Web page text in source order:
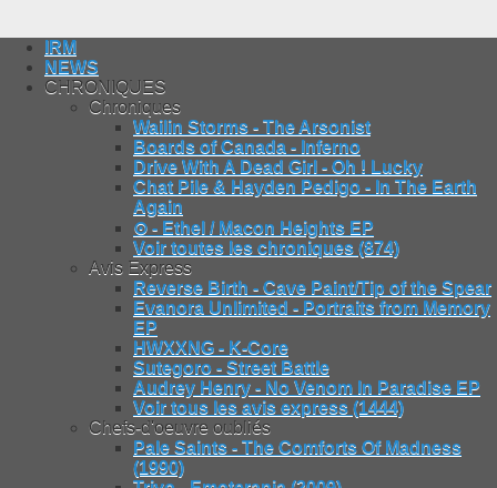
IRM
NEWS
CHRONIQUES
Chroniques
Wailin Storms - The Arsonist
Boards of Canada - Inferno
Drive With A Dead Girl - Oh ! Lucky
Chat Pile & Hayden Pedigo - In The Earth
Again
⊙ - Ethel / Macon Heights EP
Voir toutes les chroniques (874)
Avis Express
Reverse Birth - Cave Paint/Tip of the Spear
Evanora Unlimited - Portraits from Memory
EP
HWXXNG - K-Core
Sutegoro - Street Battle
Audrey Henry - No Venom In Paradise EP
Voir tous les avis express (1444)
Chefs-d'oeuvre oubliés
Pale Saints - The Comforts Of Madness
(1990)